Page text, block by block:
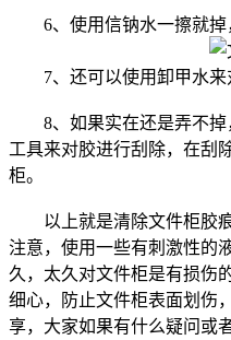
6、使用信钠水一擦就掉
7、还可以使用卸甲水来
8、如果实在还是弄不掉
工具来对胶进行刮除，在刮
柜。
以上就是清除文件柜胶痕
注意，使用一些有刺激性的
久，太久对文件柜是有损伤
细心，防止文件柜表面划伤
享，大家如果有什么疑问或